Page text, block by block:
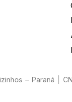
– Paraná |